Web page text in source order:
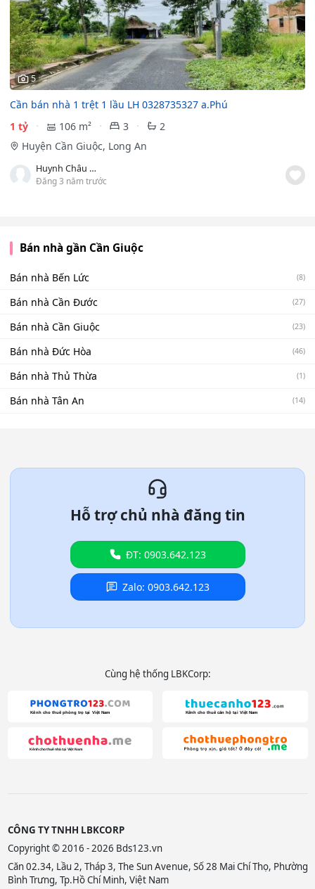
5
Cần bán nhà 1 trệt 1 lầu LH 0328735327 a.Phú
1 tỷ
106 m² 3
2
Huyện Cần Giuộc, Long An
Huynh Châu Phú
Đăng 3 năm trước
Bán nhà gần Cần Giuộc
Bán nhà Bến Lức (8)
Bán nhà Cần Đước (27)
Bán nhà Cần Giuộc (23)
Bán nhà Đức Hòa (46)
Bán nhà Thủ Thừa (1)
Bán nhà Tân An (14)
Hỗ trợ chủ nhà đăng tin
ĐT: 0903.642.123
Zalo: 0903.642.123
Cùng hệ thống LBKCorp:
CÔNG TY TNHH LBKCORP
Copyright © 2016 - 2026 Bds123.vn
Căn 02.34, Lầu 2, Tháp 3, The Sun Avenue, Số 28 Mai Chí Thọ, Phường
Bình Trưng, Tp.Hồ Chí Minh, Việt Nam